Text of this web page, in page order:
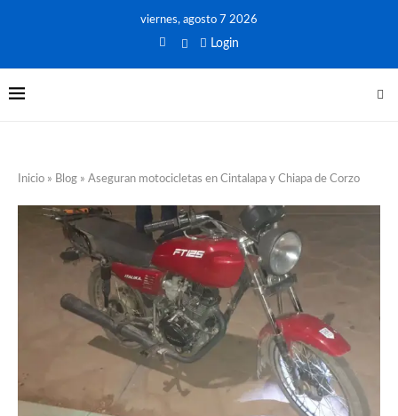
viernes, agosto 7 2026
Login
Inicio » Blog » Aseguran motocicletas en Cintalapa y Chiapa de Corzo